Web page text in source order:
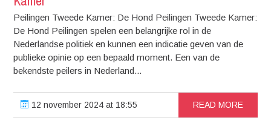
Peilingen Tweede Kamer: De Hond Peilingen Tweede Kamer:
De Hond Peilingen spelen een belangrijke rol in de
Nederlandse politiek en kunnen een indicatie geven van de
publieke opinie op een bepaald moment. Een van de
bekendste peilers in Nederland...
12 november 2024 at 18:55 READ MORE